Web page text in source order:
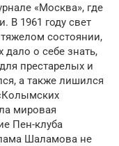
«Москва», где
В 1961 году свет
состоянии,
дало о себе знать,
престарелых и
а также лишился
мировая
Пен-клуба
Шаламова не